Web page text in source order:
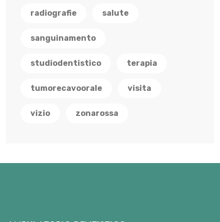
radiografie salute
sanguinamento
studiodentistico terapia
tumorecavoorale visita
vizio zonarossa